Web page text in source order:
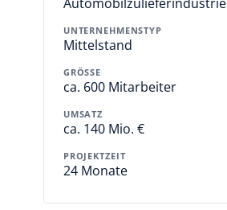
UNTERNEHMENSTYP
Mittelstand
GRÖSSE
ca. 600 Mitarbeiter
UMSATZ
ca. 140 Mio. €
PROJEKTZEIT
24 Monate